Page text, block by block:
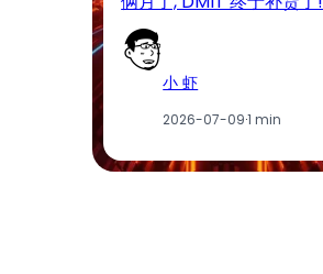
小 虾
2026-07-09·1 min